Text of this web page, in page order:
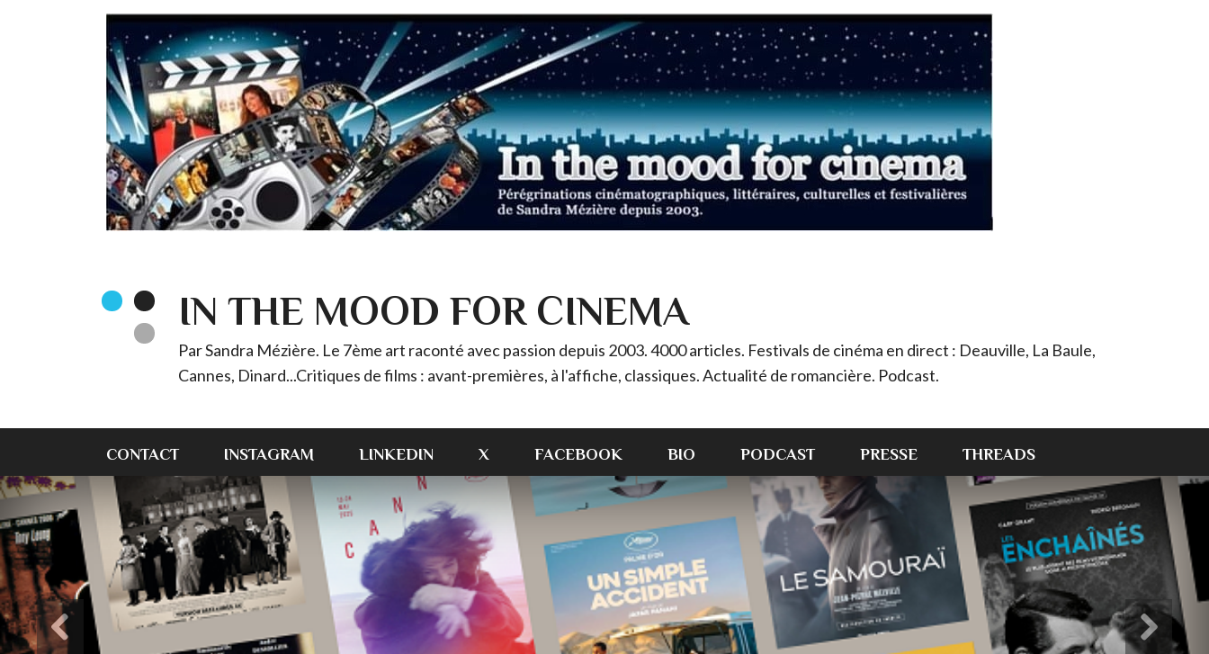
IN THE MOOD FOR CINEMA
Par Sandra Mézière. Le 7ème art raconté avec passion depuis 2003. 4000 articles. Festivals de cinéma en direct : Deauville, La Baule,
Cannes, Dinard...Critiques de films : avant-premières, à l'affiche, classiques. Actualité de romancière. Podcast.
CONTACT INSTAGRAM LINKEDIN X FACEBOOK BIO PODCAST PRESSE THREADS